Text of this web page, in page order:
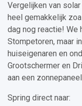
Vergelijken van
heel gemakkelijk
dag nog reactie! We
Stompetoren, maar
huiseigenaren en
Grootschermer en
aan een
Spring direct naar: